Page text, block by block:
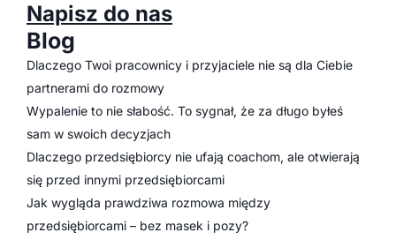
Napisz do nas
Blog
Dlaczego Twoi pracownicy i przyjaciele nie są dla Ciebie
partnerami do rozmowy
Wypalenie to nie słabość. To sygnał, że za długo byłeś
sam w swoich decyzjach
Dlaczego przedsiębiorcy nie ufają coachom, ale otwierają
się przed innymi przedsiębiorcami
Jak wygląda prawdziwa rozmowa między
przedsiębiorcami – bez masek i pozy?